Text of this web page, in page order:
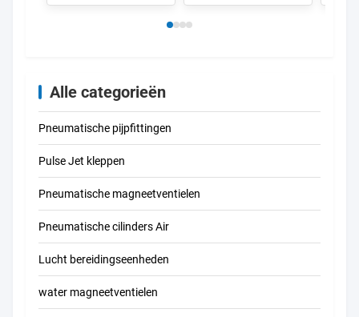
de Machts0.35w 5/2
Alle categorieën
Pneumatische pijpfittingen
Pulse Jet kleppen
Pneumatische magneetventielen
Pneumatische cilinders Air
Lucht bereidingseenheden
water magneetventielen